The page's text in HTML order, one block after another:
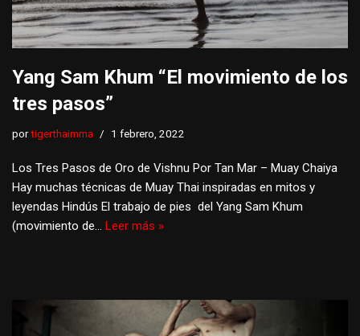
Yang Sam Khum “El movimiento de los
tres pasos”
portigerthaimma 1 febrero, 2022
Los Tres Pasos de Oro de Vishnu Por Tan Mar – Muay Chaiya
Hay muchas técnicas de Muay Thai inspiradas en mitos y
leyendas Hindús El trabajo de pies del Yang Sam Khum
(movimiento de… Leer más »